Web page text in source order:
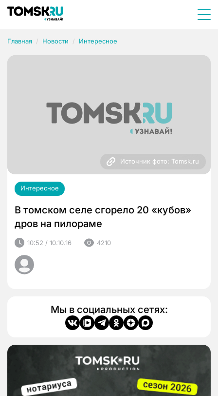
Главная Новости Интересное
Источник фото: Tomsk.ru
Интересное
В томском селе сгорело 20 «кубов»
дров на пилораме
10:52 / 10.10.16 4210
Мы в социальных сетях: